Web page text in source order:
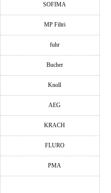
SOFIMA
MP Filtri
fuhr
Bucher
Knoll
AEG
KRACH
FLURO
PMA